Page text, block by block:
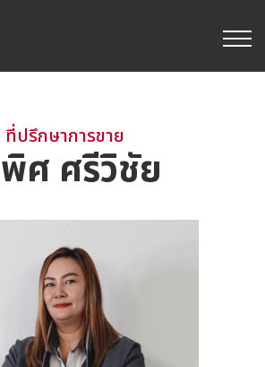
ที่ปรึกษาการขาย
ศ ศรีวิชัย